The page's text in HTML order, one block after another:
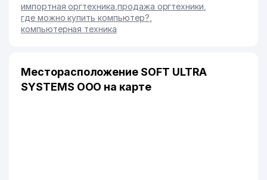
импортная оргтехника продажа оргтехники
где можно купить компьютер?
компьютерная техника
Месторасположение SOFT ULTRA
SYSTEMS ООО на карте